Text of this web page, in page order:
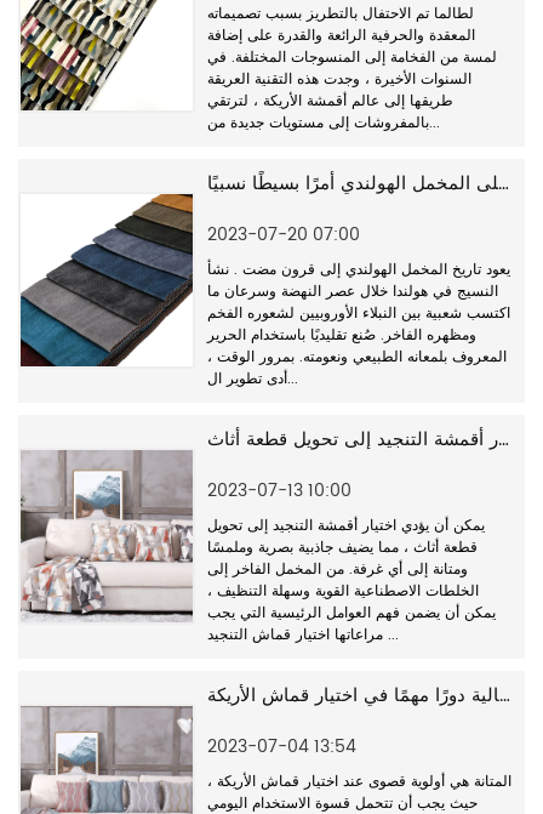
لطالما تم الاحتفال بالتطريز بسبب تصميماته
المعقدة والحرفية الرائعة والقدرة على إضافة
لمسة من الفخامة إلى المنسوجات المختلفة. في
السنوات الأخيرة ، وجدت هذه التقنية العريقة
طريقها إلى عالم أقمشة الأريكة ، لترتقي
بالمفروشات إلى مستويات جديدة من...
يعد الحفاظ على المخمل الهولندي أمرًا بسيطًا نسبيًا
2023-07-20 07:00
يعود تاريخ المخمل الهولندي إلى قرون مضت . نشأ
النسيج في هولندا خلال عصر النهضة وسرعان ما
اكتسب شعبية بين النبلاء الأوروبيين لشعوره الفخم
ومظهره الفاخر. صُنع تقليديًا باستخدام الحرير
المعروف بلمعانه الطبيعي ونعومته. بمرور الوقت ،
أدى تطوير ال...
يمكن أن يؤدي اختيار أقمشة التنجيد إلى تحويل قطعة أثاث
2023-07-13 10:00
يمكن أن يؤدي اختيار أقمشة التنجيد إلى تحويل
قطعة أثاث ، مما يضيف جاذبية بصرية وملمسًا
ومتانة إلى أي غرفة. من المخمل الفاخر إلى
الخلطات الاصطناعية القوية وسهلة التنظيف ،
يمكن أن يضمن فهم العوامل الرئيسية التي يجب
مراعاتها اختيار قماش التنجيد ...
يلعب الأسلوب والجاذبية الجمالية دورًا مهمًا في اختيار قماش الأريكة
2023-07-04 13:54
المتانة هي أولوية قصوى عند اختيار قماش الأريكة ،
حيث يجب أن تتحمل قسوة الاستخدام اليومي